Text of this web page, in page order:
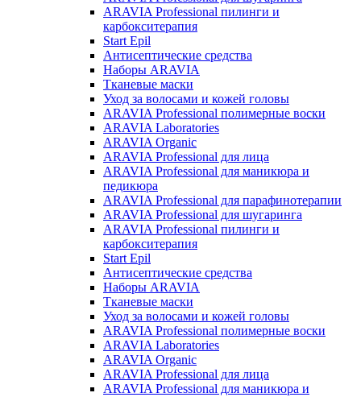
ARAVIA Professional пилинги и
карбокситерапия
Start Epil
Антисептические средства
Наборы ARAVIA
Тканевые маски
Уход за волосами и кожей головы
ARAVIA Professional полимерные воски
ARAVIA Laboratories
ARAVIA Organic
ARAVIA Professional для лица
ARAVIA Professional для маникюра и
педикюра
ARAVIA Professional для парафинотерапии
ARAVIA Professional для шугаринга
ARAVIA Professional пилинги и
карбокситерапия
Start Epil
Антисептические средства
Наборы ARAVIA
Тканевые маски
Уход за волосами и кожей головы
ARAVIA Professional полимерные воски
ARAVIA Laboratories
ARAVIA Organic
ARAVIA Professional для лица
ARAVIA Professional для маникюра и